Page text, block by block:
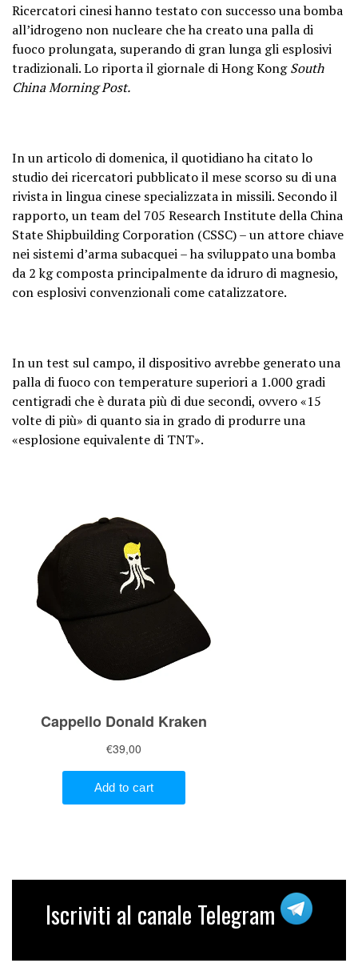
Ricercatori cinesi hanno testato con successo una bomba
all’idrogeno non nucleare che ha creato una palla di
fuoco prolungata, superando di gran lunga gli esplosivi
tradizionali. Lo riporta il giornale di Hong KongSouth
China Morning Post.
In un articolo di domenica, il quotidiano ha citato lo
studio dei ricercatori pubblicato il mese scorso su di una
rivista in lingua cinese specializzata in missili. Secondo il
rapporto, un team del 705 Research Institute della China
State Shipbuilding Corporation (CSSC) – un attore chiave
nei sistemi d’arma subacquei – ha sviluppato una bomba
da 2 kg composta principalmente da idruro di magnesio,
con esplosivi convenzionali come catalizzatore.
In un test sul campo, il dispositivo avrebbe generato una
palla di fuoco con temperature superiori a 1.000 gradi
centigradi che è durata più di due secondi, ovvero «15
volte di più» di quanto sia in grado di produrre una
«esplosione equivalente di TNT».
Iscriviti al canale Telegram